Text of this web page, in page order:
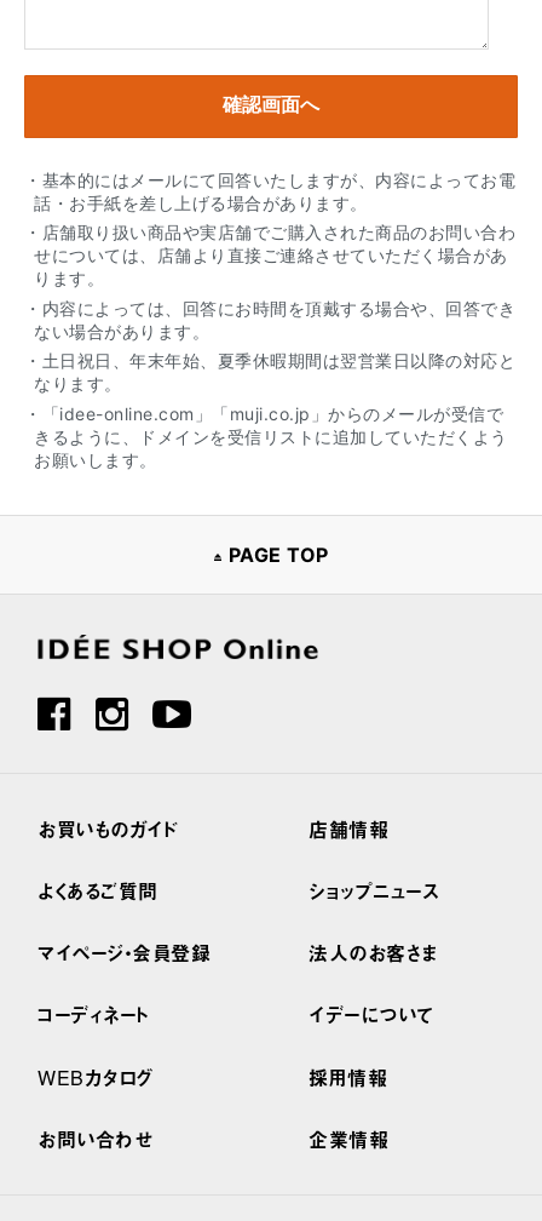
・基本的にはメールにて回答いたしますが、内容によってお電
話・お手紙を差し上げる場合があります。
・店舗取り扱い商品や実店舗でご購入された商品のお問い合わ
せについては、店舗より直接ご連絡させていただく場合があ
ります。
・内容によっては、回答にお時間を頂戴する場合や、回答でき
ない場合があります。
・土日祝日、年末年始、夏季休暇期間は翌営業日以降の対応と
なります。
・「idee-online.com」「muji.co.jp」からのメールが受信で
きるように、ドメインを受信リストに追加していただくよう
お願いします。
PAGE TOP
お買いものガイド
よくあるご質問
マイページ・会員登録
コーディネート
WEBカタログ
お問い合わせ
店舗情報
ショップニュース
法人のお客さま
イデーについて
採用情報
企業情報